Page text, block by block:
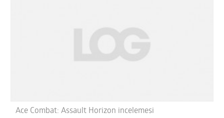
Ace Combat: Assault Horizon incelemesi